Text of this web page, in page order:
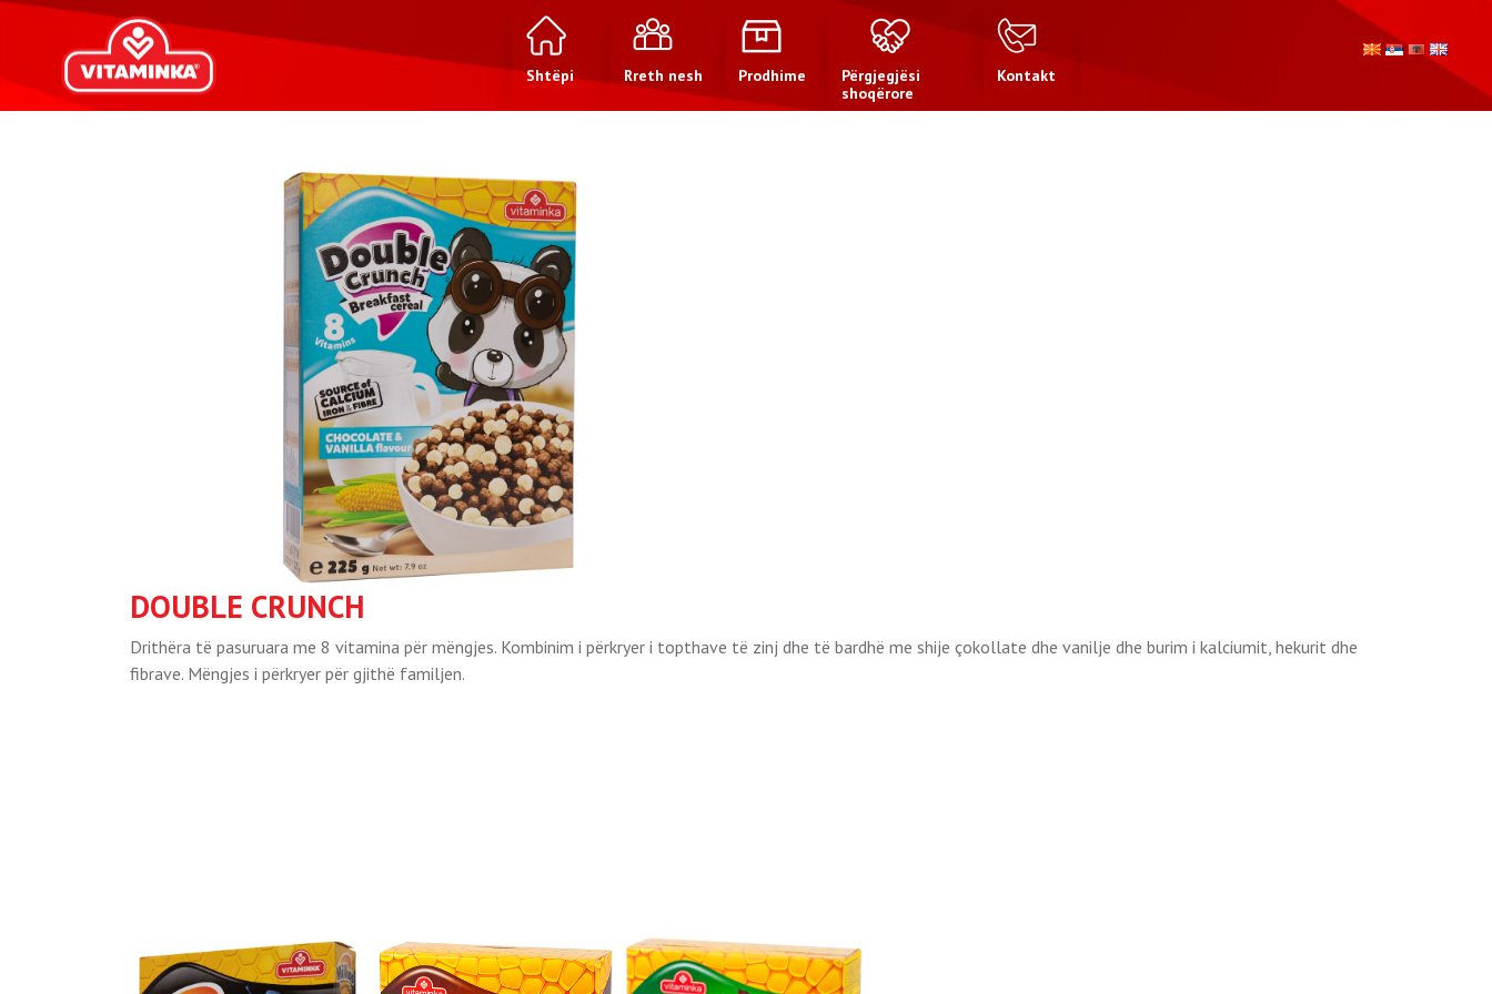
Shtëpi Rreth nesh Prodhime
Përgjegjësi
shoqërore
Kontakt
DOUBLE CRUNCH
Drithëra të pasuruara me 8 vitamina për mëngjes. Kombinim i përkryer i topthave të zinj dhe të bardhë me shije çokollate dhe vanilje dhe burim i kalciumit, hekurit dhe
fibrave. Mëngjes i përkryer për gjithë familjen.